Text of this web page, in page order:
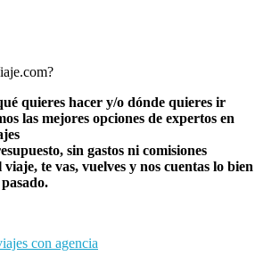
quieres hacer y/o dónde quieres ir
las mejores opciones de expertos en
sin gastos ni comisiones
viaje, te vas, vuelves y nos cuentas lo bien
con agencia